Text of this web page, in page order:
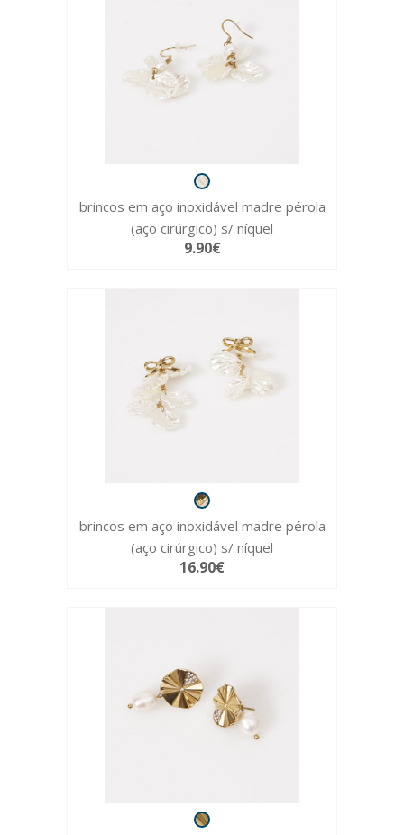
brincos em aço inoxidável madre pérola
(aço cirúrgico) s/ níquel
9.90€
brincos em aço inoxidável madre pérola
(aço cirúrgico) s/ níquel
16.90€